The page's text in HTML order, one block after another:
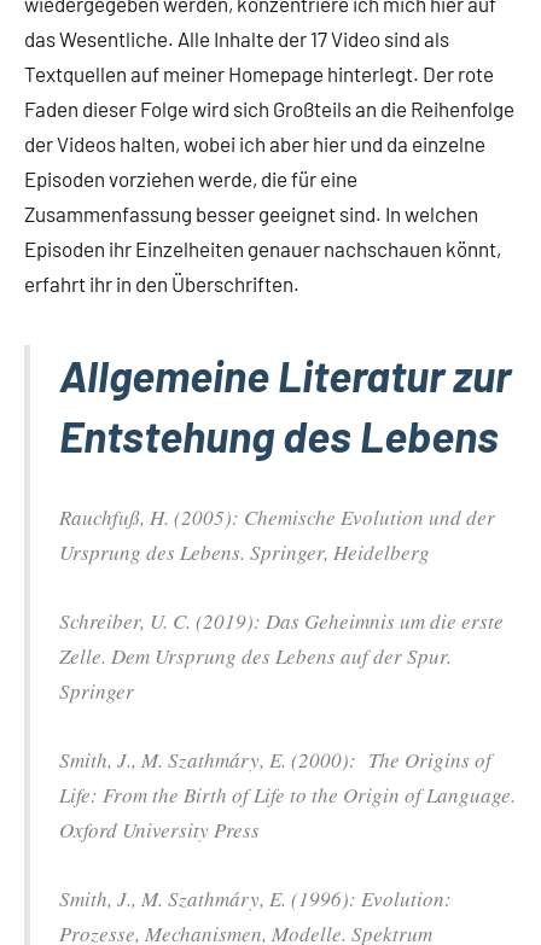
das Wesentliche. Alle Inhalte der 17 Video sind als
Textquellen auf meiner Homepage hinterlegt. Der rote
Faden dieser Folge wird sich Großteils an die Reihenfolge
der Videos halten, wobei ich aber hier und da einzelne
Episoden vorziehen werde, die für eine
Zusammenfassung besser geeignet sind. In welchen
Episoden ihr Einzelheiten genauer nachschauen könnt,
erfahrt ihr in den Überschriften.
Allgemeine Literatur zur
Entstehung des Lebens
Rauchfuß, H. (2005): Chemische Evolution und der
Ursprung des Lebens. Springer, Heidelberg
Schreiber, U. C. (2019): Das Geheimnis um die erste
Zelle. Dem Ursprung des Lebens auf der Spur.
Springer
Smith, J., M. Szathmáry, E. (2000): The Origins of
Life: From the Birth of Life to the Origin of Language.
Oxford University Press
Smith, J., M. Szathmáry, E. (1996): Evolution:
Prozesse, Mechanismen, Modelle. Spektrum